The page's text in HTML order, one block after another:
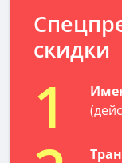
скидки
1